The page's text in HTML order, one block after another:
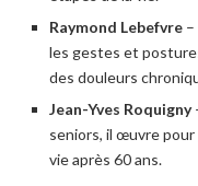
Raymond Lebefvre
les gestes et
des douleurs
Jean-Yves Roquigny
seniors, il œuvre
vie après 60 ans.